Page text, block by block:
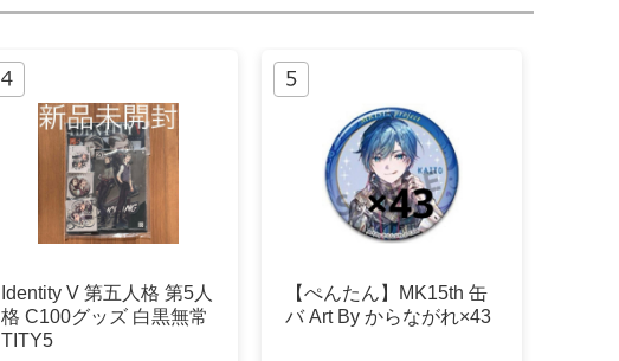
Identity V 第五人格 第5人
格 C100グッズ 白黒無常
TITY5
【ぺんたん】MK15th 缶
バ Art By からながれ×43